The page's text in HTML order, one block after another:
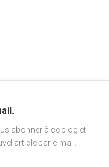
abonner à ce blog et
article par e-mail.